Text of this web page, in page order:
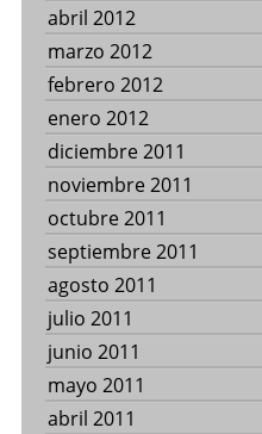
abril 2012
marzo 2012
febrero 2012
enero 2012
diciembre 2011
noviembre 2011
octubre 2011
septiembre 2011
agosto 2011
julio 2011
junio 2011
mayo 2011
abril 2011